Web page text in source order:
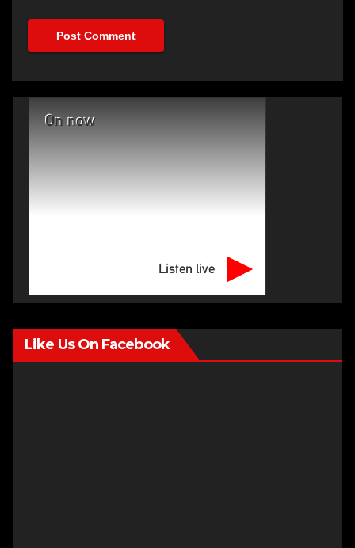
On now
Listen live
Like Us On Facebook